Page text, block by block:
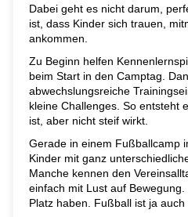
Dabei geht es nicht darum,
ist, dass Kinder sich trauen,
ankommen.
Zu Beginn helfen
beim Start in den Camptag.
abwechslungsreiche
kleine Challenges. So entsteht
ist, aber nicht steif wirkt.
Gerade in einem Fußballcamp
Kinder mit ganz
Manche kennen den
einfach mit Lust auf
Platz haben. Fußball ist ja